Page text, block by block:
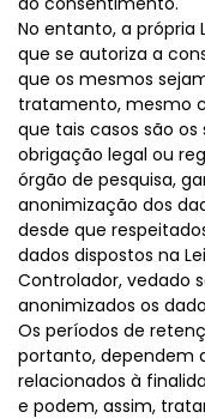
No entanto, a própria
que se autoriza a
que os mesmos
tratamento, mesmo
que tais casos são
obrigação legal ou
órgão de pesquisa,
anonimização dos
desde que
dados dispostos na
Controlador, vedado
anonimizados os
Os períodos de
portanto, dependem
relacionados à
e podem, assim,